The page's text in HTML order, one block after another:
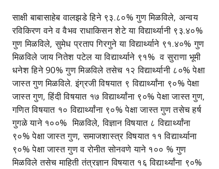
साक्षी बाबासाहेब वालझडे हिने ९३.८०% गुण मिळविले, अन्वय
रविकिरण वने व वैभव राधाकिसन शेटे या विद्यार्थ्यानी ९३.४०%
गुण मिळविले, सुमेध प्रताप गिरगुने या विद्यार्थ्याने ९१.४०% गुण
मिळविले जाय नितेश पटेल या विद्यार्थ्याने ९१% व सुराणा भूमी
धनेश हिने 90% गुण मिळविले तसेच १२ विद्यार्थ्यानी ८०% पेक्षा
जास्त गुण मिळविले. इंग्रजी विषयात ९ विद्यार्थ्यांना ९०% पेक्षा
जास्त गुण, हिंदी विषयात १७ विद्यार्थ्यांना ९०% पेक्षा जास्त गुण,
गणित विषयात १० विद्यार्थ्यांना ९०% पेक्षा जास्त गुण तसेच हर्ष
गुगळे याने १००% मिळविले, विज्ञान विषयात ८ विद्यार्थ्यांना
९०% पेक्षा जास्त गुण, समाजशास्त्र विषयात ११ विद्यार्थ्याना
९०% पेक्षा जास्त गुण व रोनीत सोनवणे याने १०० % गुण
मिळविले तसेच माहिती तंत्रज्ञान विषयात १६ विद्यार्थ्यांना ९०%